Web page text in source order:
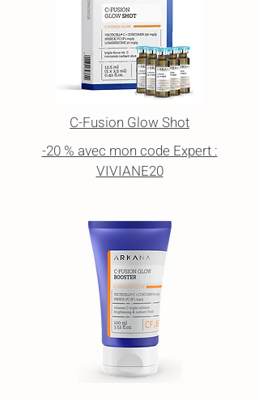
C-Fusion Glow Shot
-20 % avec mon code Expert :
VIVIANE20